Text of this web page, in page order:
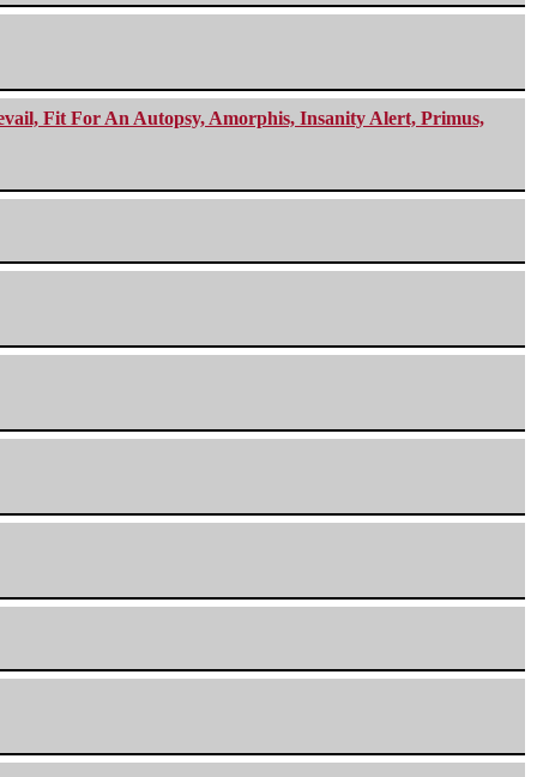
Fit For An Autopsy, Amorphis, Insanity Alert, Primus,